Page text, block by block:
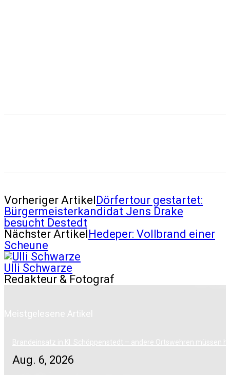
Vorheriger ArtikelDörfertour gestartet:
Bürgermeisterkandidat Jens Drake
besucht Destedt
Nächster ArtikelHedeper: Vollbrand einer
Scheune
Ulli Schwarze
Redakteur & Fotograf
Meistgelesene Artikel
Brandeinsatz in Kl. Schöppenstedt – andere Ortswehren müssen
Aug. 6, 2026